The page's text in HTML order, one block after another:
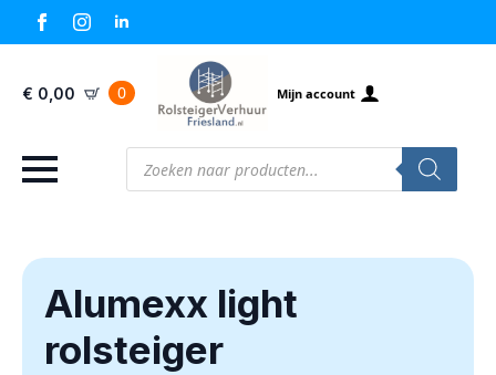
€ 0,00 0 Mijn account
Producten
zoeken
Alumexx light
rolsteiger